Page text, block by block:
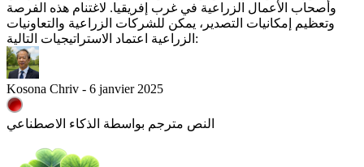
وأصحاب الأعمال الزراعية في غرب إفريقيا. لاغتنام هذه الفرصة
وتعظيم إمكانيات التصدير، يمكن للشركات الزراعية والتعاونيات
الزراعية اعتماد الاستراتيجيات التالية:
Kosona Chriv - 6 janvier 2025
النص مترجم بواسطة الذكاء الاصطناعي